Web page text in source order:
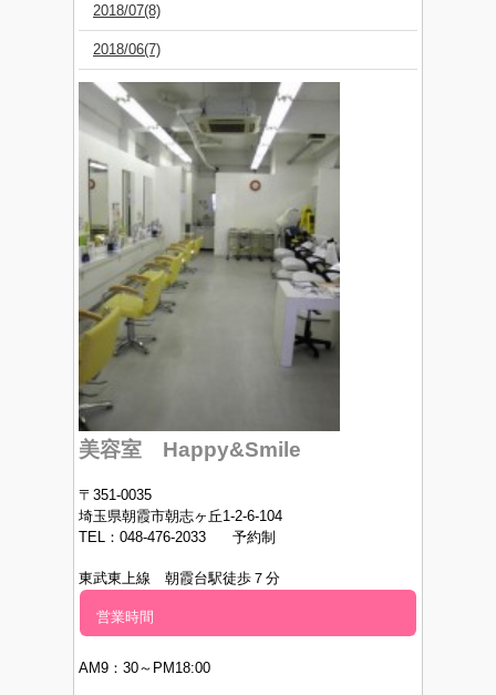
2018/07(8)
2018/06(7)
美容室 Happy&Smile
〒351-0035
埼玉県朝霞市朝志ヶ丘1-2-6-104
TEL：048-476-2033 予約制
東武東上線 朝霞台駅徒歩７分
営業時間
AM9：30～PM18:00